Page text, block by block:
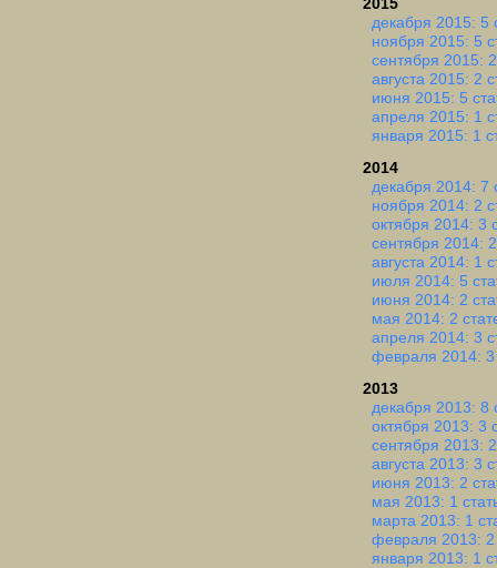
декабря 2015: 5
ноября 2015: 5
сентября 2015:
августа 2015: 2
июня 2015: 5
апреля 2015: 1
января 2015: 1
2014
декабря 2014: 7
ноября 2014: 2
октября 2014: 3
сентября 2014:
августа 2014: 1
июля 2014: 5
июня 2014: 2
мая 2014: 2
апреля 2014: 3
февраля 2014: 3
2013
декабря 2013: 8
октября 2013: 3
сентября 2013:
августа 2013: 3
июня 2013: 2
мая 2013: 1
марта 2013: 1
февраля 2013: 2
января 2013: 1